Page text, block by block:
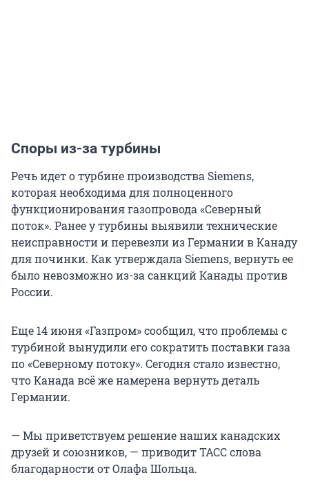
Споры из-за турбины
Речь идет о турбине производства Siemens,
которая необходима для полноценного
функционирования газопровода «Северный
поток». Ранее у турбины выявили технические
неисправности и перевезли из Германии в Канаду
для починки. Как утверждала Siemens, вернуть ее
было невозможно из-за санкций Канады против
России.
Еще 14 июня «Газпром» сообщил, что проблемы с
турбиной вынудили его сократить поставки газа
по «Северному потоку». Сегодня стало известно,
что Канада всё же намерена вернуть деталь
Германии.
— Мы приветствуем решение наших канадских
друзей и союзников, — приводит ТАСС слова
благодарности от Олафа Шольца.